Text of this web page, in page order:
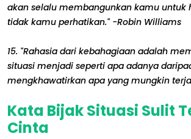
akan selalu membangunkan kamu untuk
tidak kamu perhatikan." -Robin Williams
15. "Rahasia dari kebahagiaan adalah
situasi menjadi seperti apa adanya
mengkhawatirkan apa yang mungkin
Kata Bijak Situasi Sulit
Cinta